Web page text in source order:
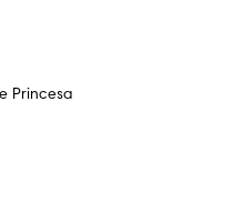
Princesa